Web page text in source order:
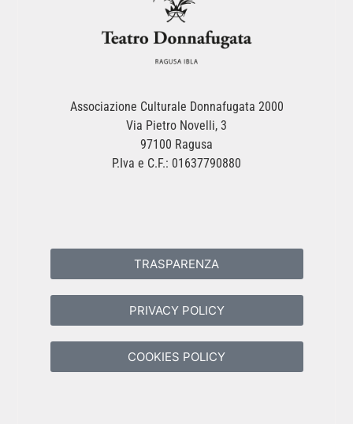
Associazione Culturale Donnafugata 2000
Via Pietro Novelli, 3
97100 Ragusa
P.Iva e C.F.: 01637790880
TRASPARENZA
PRIVACY POLICY
COOKIES POLICY